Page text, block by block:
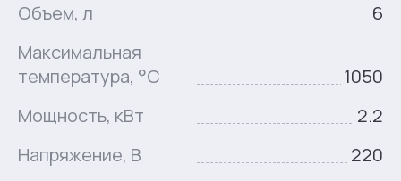
Объем, л
6
Максимальная
температура, °C
1050
Мощность, кВт
2.2
Напряжение, В
220